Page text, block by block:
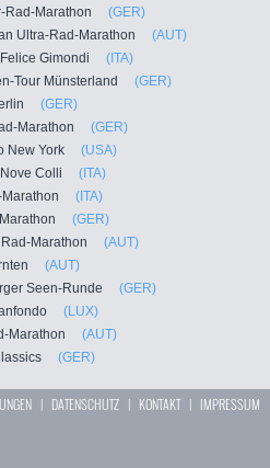
Rad-Marathon (GER)
Ultra-Rad-Marathon (AUT)
Felice Gimondi (ITA)
Tour Münsterland (GER)
(GER)
Marathon (GER)
New York (USA)
Nove Colli (ITA)
Marathon (ITA)
Marathon (GER)
Rad-Marathon (AUT)
(AUT)
Seen-Runde (GER)
(LUX)
Marathon (AUT)
(GER)
| DATENSCHUTZ | KONTAKT| IMPRESSUM